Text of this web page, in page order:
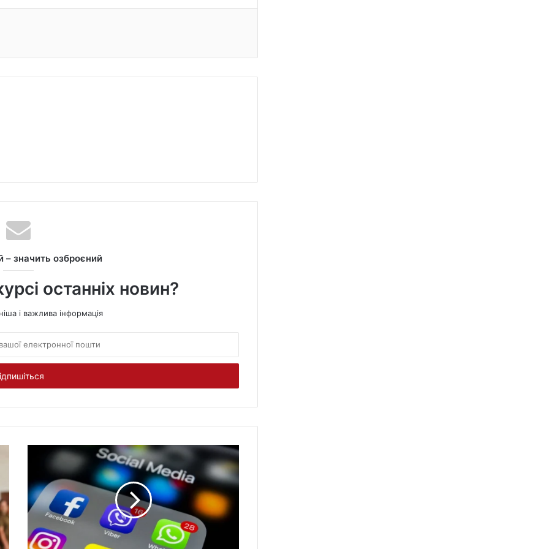
значить озброєний
останніх новин?
і важлива інформація